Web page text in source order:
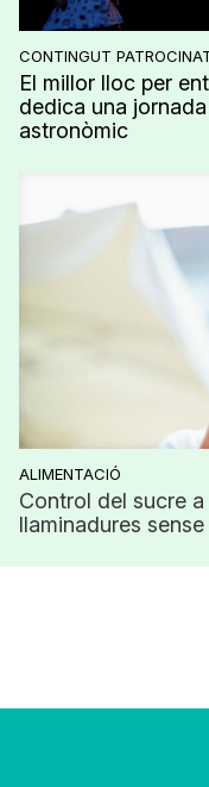
CONTINGUT
El millor lloc per
dedica una
astronòmic
ALIMENTACIÓ
Control del sucre
llaminadures